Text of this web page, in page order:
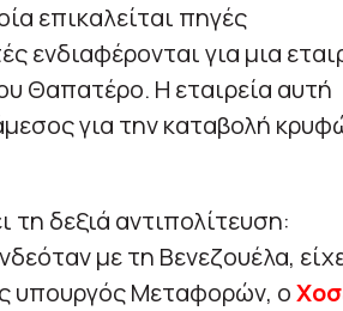
επικαλείται πηγές
ενδιαφέρονται για μια
Θαπατέρο. Η εταιρεία αυτή
για την καταβολή
τη δεξιά αντιπολίτευση:
με τη Βενεζουέλα,
υπουργός Μεταφορών, ο